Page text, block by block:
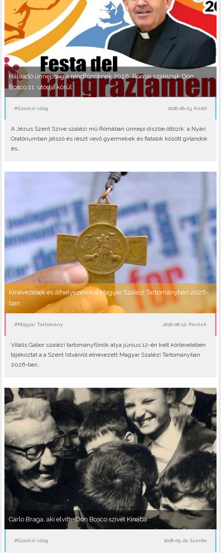
Hálaadó ünnepség a rendfőnöknek 2026: Római szaléziak Don
Bosco 11. utódja körül
#Szalézi világ 2026-06-23, Kedd
A Jézus Szent Szíve szalézi mű Rómában ünnepi díszbe öltözik: a Nyári
Oratóriumban játszó és részt vevő gyermekek és fiatalok között girlandok
és..
Kinevezések és áthelyezések a Magyar Szalézi Tartományban 2026-
ban
#Magyar Tartomány 2026-06-12, Péntek
Vitális Gábor szalézi tartományfőnök atya június 12-én kelt körlevelében
tájékoztat a a Szent Istvánról elnevezett Magyar Szalézi Tartományban
2026-ban..
Carlo Braga, aki elvitte Don Bosco szívét Kínába
#Szalézi világ 2026-05-20, Szerda